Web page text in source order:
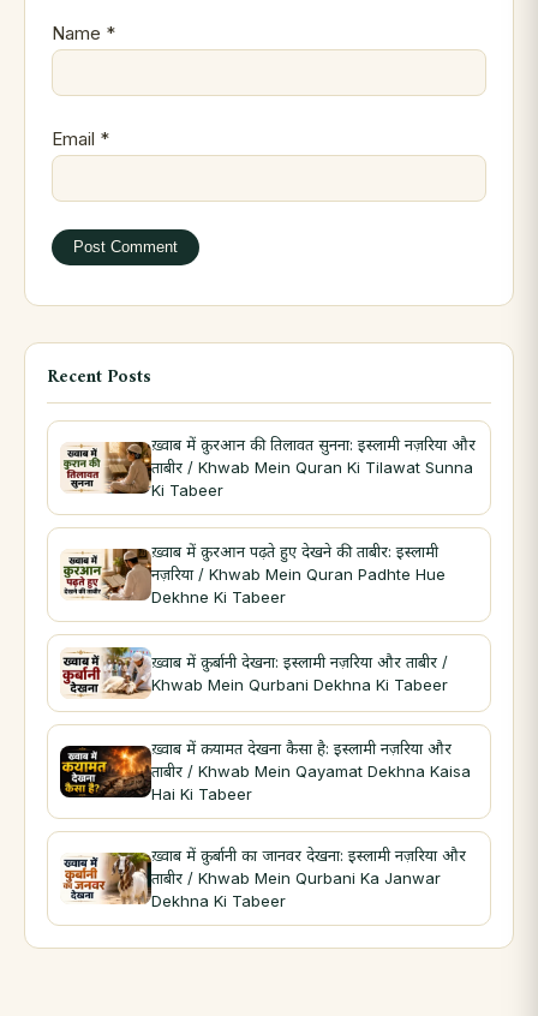
Name *
Email *
Recent Posts
ख़्वाब में क़ुरआन की तिलावत सुनना: इस्लामी नज़रिया और
ताबीर / Khwab Mein Quran Ki Tilawat Sunna
Ki Tabeer
ख़्वाब में क़ुरआन पढ़ते हुए देखने की ताबीर: इस्लामी
नज़रिया / Khwab Mein Quran Padhte Hue
Dekhne Ki Tabeer
ख़्वाब में क़ुर्बानी देखना: इस्लामी नज़रिया और ताबीर /
Khwab Mein Qurbani Dekhna Ki Tabeer
ख़्वाब में क़यामत देखना कैसा है: इस्लामी नज़रिया और
ताबीर / Khwab Mein Qayamat Dekhna Kaisa
Hai Ki Tabeer
ख़्वाब में क़ुर्बानी का जानवर देखना: इस्लामी नज़रिया और
ताबीर / Khwab Mein Qurbani Ka Janwar
Dekhna Ki Tabeer